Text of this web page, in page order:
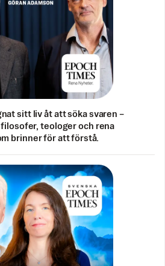
sitt liv åt att söka svaren –
teologer och rena
brinner för att förstå.